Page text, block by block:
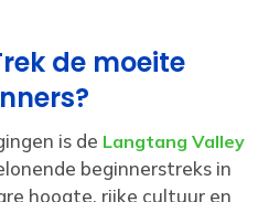
de moeite
is de Langtang Valley
beginners­treks in
hoogte, rijke cultuur en